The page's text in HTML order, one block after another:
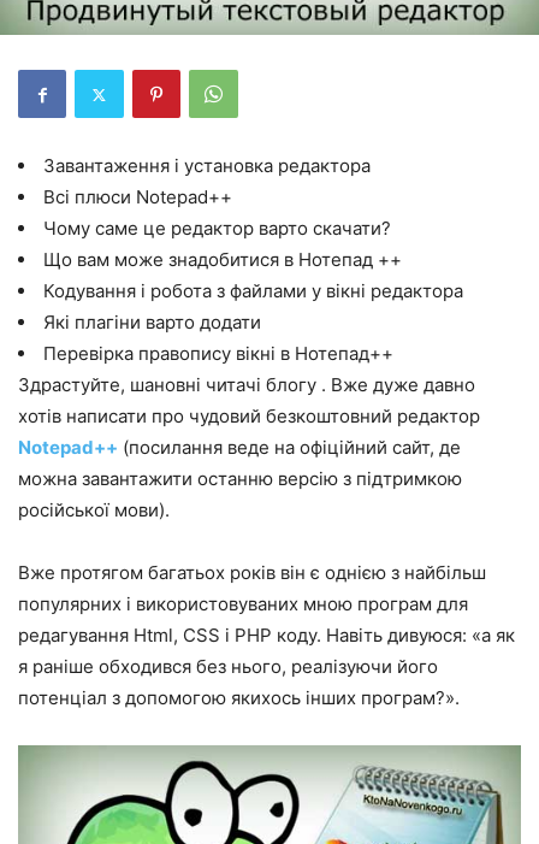
Завантаження і установка редактора
Всі плюси Notepad++
Чому саме це редактор варто скачати?
Що вам може знадобитися в Нотепад ++
Кодування і робота з файлами у вікні редактора
Які плагіни варто додати
Перевірка правопису вікні в Нотепад++
Здрастуйте, шановні читачі блогу . Вже дуже давно
хотів написати про чудовий безкоштовний редактор
Notepad++ (посилання веде на офіційний сайт, де
можна завантажити останню версію з підтримкою
російської мови).
Вже протягом багатьох років він є однією з найбільш
популярних і використовуваних мною програм для
редагування Html, CSS і PHP коду. Навіть дивуюся: «а як
я раніше обходився без нього, реалізуючи його
потенціал з допомогою якихось інших програм?».